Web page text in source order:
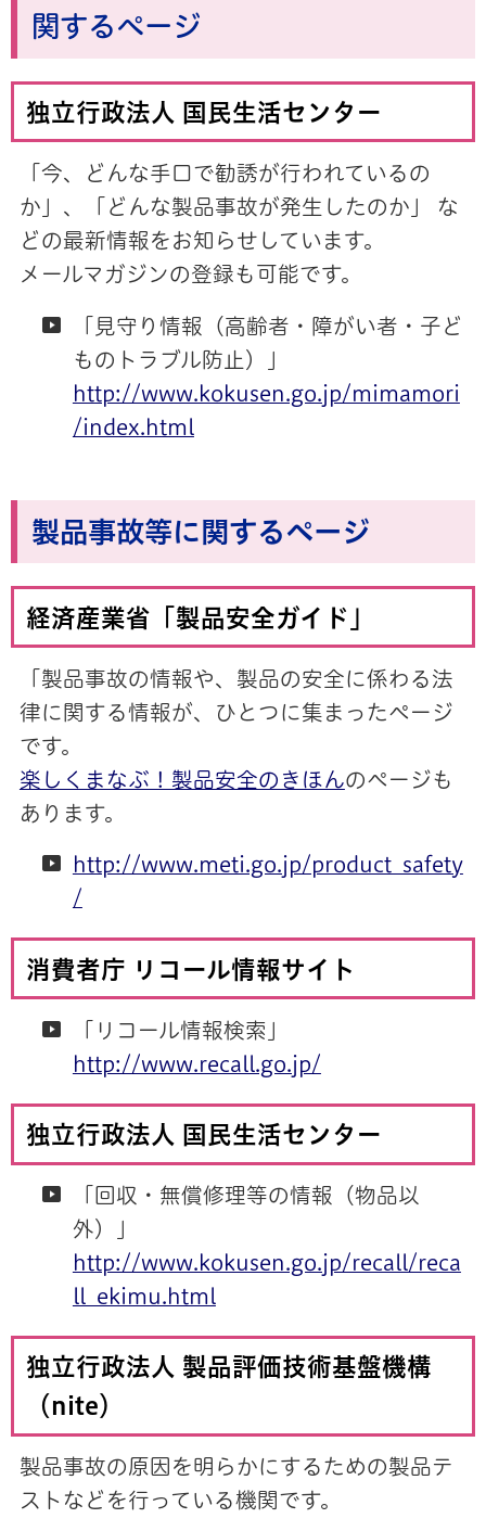
関するページ
独立行政法人 国民生活センター
「今、どんな手口で勧誘が行われているの
か」、「どんな製品事故が発生したのか」 な
どの最新情報をお知らせしています。
メールマガジンの登録も可能です。
「見守り情報（高齢者・障がい者・子ど
ものトラブル防止）」
http://www.kokusen.go.jp/mimamori
/index.html
製品事故等に関するページ
経済産業省 「製品安全ガイド」
「製品事故の情報や、製品の安全に係わる法
律に関する情報が、ひとつに集まったページ
です。
楽しくまなぶ！製品安全のきほんのページも
あります。
http://www.meti.go.jp/product_safety
/
消費者庁 リコール情報サイト
「リコール情報検索」
http://www.recall.go.jp/
独立行政法人 国民生活センター
「回収・無償修理等の情報（物品以
外）」
http://www.kokusen.go.jp/recall/reca
ll_ekimu.html
独立行政法人 製品評価技術基盤機構
（nite）
製品事故の原因を明らかにするための製品テ
ストなどを行っている機関です。